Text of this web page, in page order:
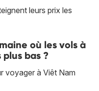
leurs prix les
où les vols à
bas ?
voyager à Viêt Nam